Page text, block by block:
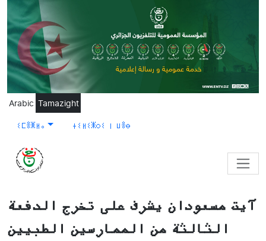
Skip to main content
Arabic Tamazight
ⵉⵎⴻⵥⵍⴰ ⵜⵉⵍⵉⵥⵔⵉ ⵏ ⵡⴻⴱ
آيت مسعودان يشرف على تخرج الدفعة
الثالثة من الممارسين الطبيين